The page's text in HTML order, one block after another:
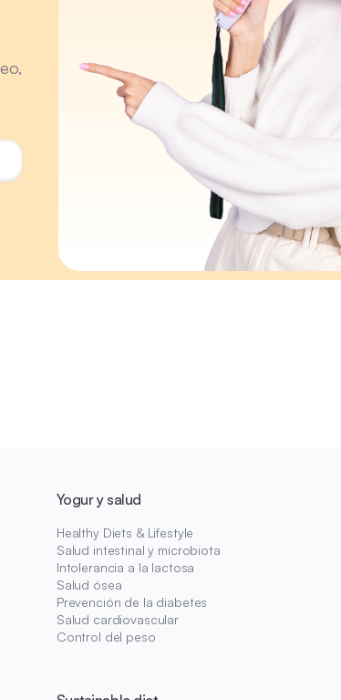
Yogur y salud
Healthy Diets & Lifestyle
Salud intestinal y microbiota
Intolerancia a la lactosa
Salud ósea
Prevención de la diabetes
Salud cardiovascular
Control del peso